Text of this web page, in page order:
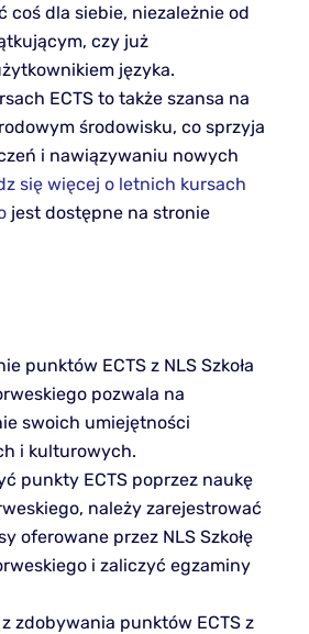
coś dla siebie, niezależnie od
czy już
języka.
ECTS to także szansa na
środowisku, co sprzyja
i nawiązywaniu nowych
się więcej o letnich kursach
jest dostępne na stronie
punktów ECTS z NLS Szkoła
pozwala na
swoich umiejętności
i kulturowych.
punkty ECTS poprzez naukę
należy zarejestrować
oferowane przez NLS Szkołę
i zaliczyć egzaminy
zdobywania punktów ECTS z